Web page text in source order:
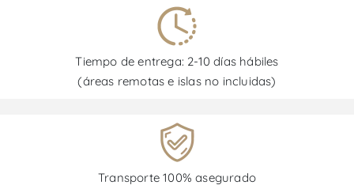
Tiempo de entrega: 2-10 días hábiles
(áreas remotas e islas no incluidas)
Transporte 100% asegurado